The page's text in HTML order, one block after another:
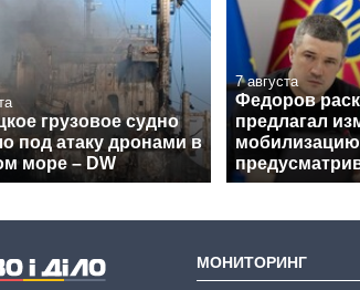
грузовое судно
под атаку дронами в
море – DW
7 августа
Федоров
предлагал
МОНИТОРИНГ